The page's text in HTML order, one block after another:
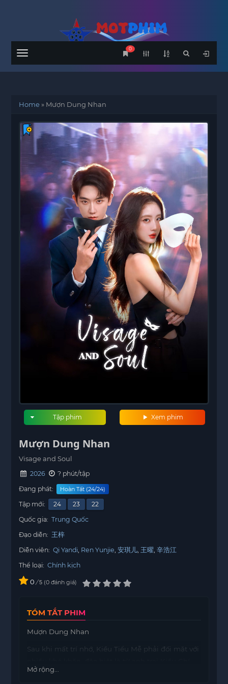
Menu
0
Home» Mượn Dung Nhan
Xem phim
Tập phim
Mượn Dung Nhan
Visage and Soul
2026
? phút/tập
Đang phát:
Hoàn Tất (24/24)
Tập mới: 24 23
22
Quốc gia: Trung Quốc
Đạo diễn: 王梓
Diễn viên: Qi Yandi Ren Yunjie 安琪儿 王曜 辛浩江
Thể loại: Chính kịch
0 / 5 0 đánh giá
TÓM TẮT PHIM
Mượn Dung Nhan
Sau khi mất trí nhớ, Kiều Tiểu Mễ phải đối mặt với
Uy ngay trong đám tang của cha cô. Trong lúc đó,
Mở rộng...